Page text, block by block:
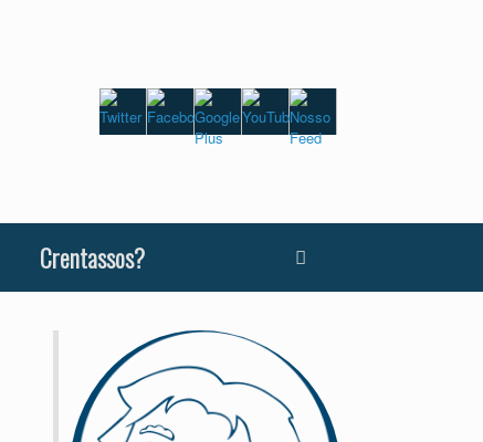
Crentassos?